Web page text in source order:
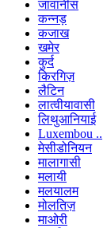
जावानीस
कन्नड़
कजाख
खमेर
कुर्द
किरगिज़
लैटिन
लात्वीयावासी
लिथुआनियाई
Luxembou ..
मेसीडोनियन
मालागासी
मलायी
मलयालम
मोलतिज़
माओरी